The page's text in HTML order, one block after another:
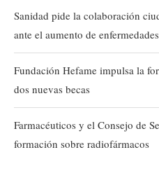
Sanidad pide la colaboración
ante el aumento de enfermedades
Fundación Hefame impulsa la
dos nuevas becas
Farmacéuticos y el Consejo de
formación sobre radiofármacos